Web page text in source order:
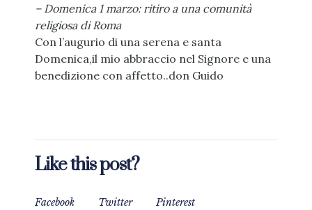
– Domenica 1 marzo: ritiro a una comunità
religiosa di Roma
Con l’augurio di una serena e santa
Domenica,il mio abbraccio nel Signore e una
benedizione con affetto..don Guido
Like this post?
Facebook Twitter Pinterest